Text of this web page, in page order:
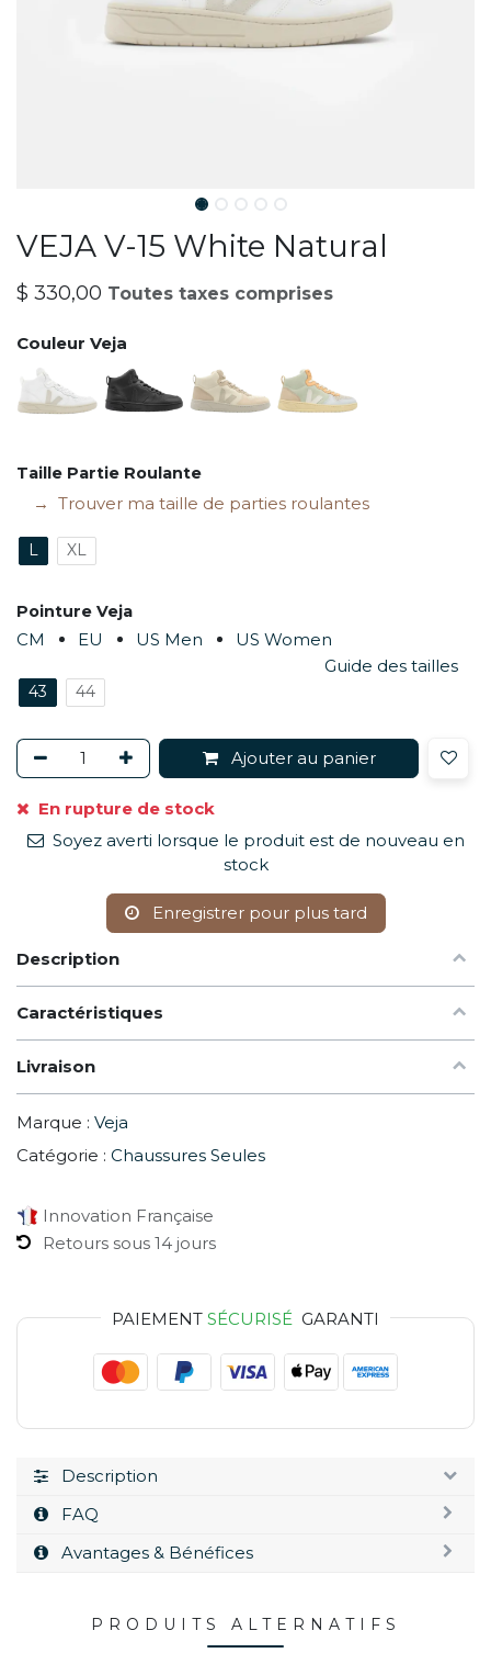
VEJA V-15 White Natural
$ 330,00 Toutes taxes comprises
Couleur Veja
Taille Partie Roulante
Trouver ma taille de parties roulantes
L XL
Pointure Veja
CM EU US Men
US Women
Guide des tailles
43 44
Ajouter au panier
En rupture de stock
Soyez averti lorsque le produit est de nouveau en
stock
Enregistrer pour plus tard
Description
Caractéristiques
Livraison
Marque : Veja
Catégorie : Chaussures Seules
Innovation Française
Retours sous 14 jours
PAIEMENT SÉCURISÉ GARANTI
Description
FAQ
Avantages & Bénéfices
PRODUITS ALTERNATIFS